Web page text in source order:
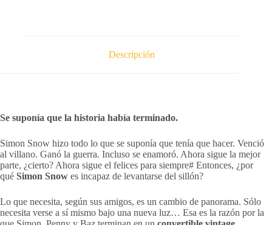
Descripción
Se suponía que la historia había terminado.
Simon Snow hizo todo lo que se suponía que tenía que hacer. Venció
al villano. Ganó la guerra. Incluso se enamoró. Ahora sigue la mejor
parte, ¿cierto? Ahora sigue el felices para siempre# Entonces, ¿por
qué Simon Snow es incapaz de levantarse del sillón?
Lo que necesita, según sus amigos, es un cambio de panorama. Sólo
necesita verse a sí mismo bajo una nueva luz… Esa es la razón por la